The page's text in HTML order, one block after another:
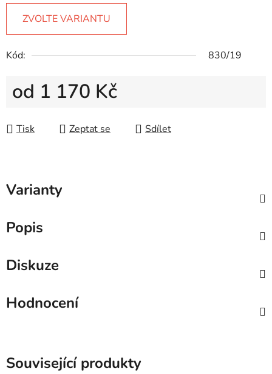
ZVOLTE VARIANTU
Kód: 830/19
od 1 170 Kč
Tisk
Zeptat se Sdílet
Varianty
Popis
Diskuze
Hodnocení
Související produkty